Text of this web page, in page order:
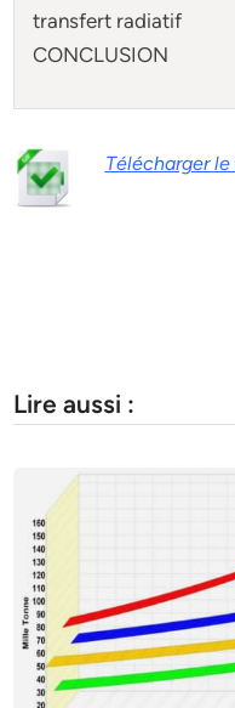
transfert radiatif
CONCLUSION
Télécharger
Lire aussi :